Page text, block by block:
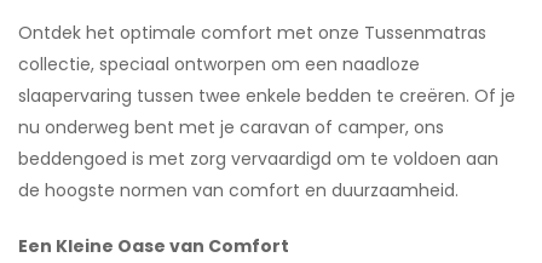
Ontdek het optimale comfort met onze Tussenmatras
collectie, speciaal ontworpen om een naadloze
slaapervaring tussen twee enkele bedden te creëren. Of je
nu onderweg bent met je caravan of camper, ons
beddengoed is met zorg vervaardigd om te voldoen aan
de hoogste normen van comfort en duurzaamheid.
Een Kleine Oase van Comfort